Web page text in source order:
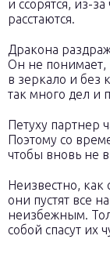
и ссорятся, из-
расстаются.
Дракона
Он не понимает,
в зеркало и без
так много дел и
Петуху партнер
Поэтому со
чтобы вновь не
Неизвестно, как
они пустят все
неизбежным.
собой спасут их